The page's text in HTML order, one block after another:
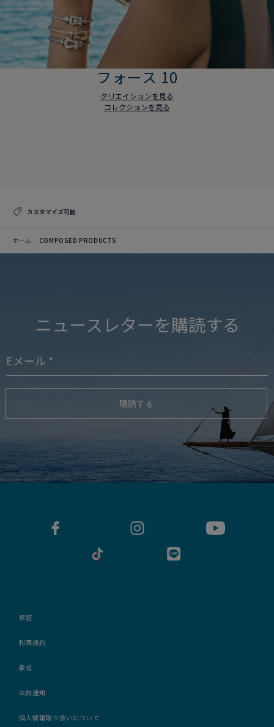
フォース 10
クリエイションを見る
コレクションを見る
カスタマイズ可能
ホーム COMPOSED PRODUCTS
ニュースレターを購読する
購読する
保証
利用規約
委任
法的通知
個人情報取り扱いについて